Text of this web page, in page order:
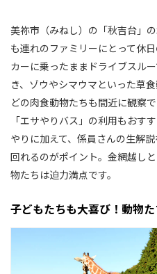
美祢市（みねし）の「秋吉台」
も連れのファミリーにとって休
カーに乗ったままドライブスル
き、ゾウやシマウマといった草
どの肉食動物たちも間近に観察で
「エサやりバス」の利用もおす
やりに加えて、係員さんの生解
回れるのがポイント。金網越し
物たちは迫力満点です。
子どもたちも大喜び！動物